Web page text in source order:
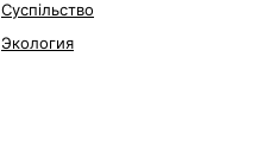
Суспільство
Экология